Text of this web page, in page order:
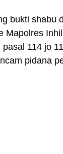
bukti shabu
Mapolres
114 jo
pidana